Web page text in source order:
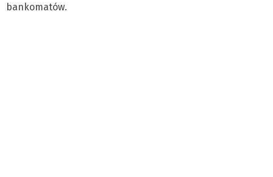
bankomatów.